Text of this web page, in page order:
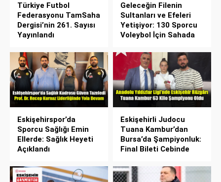
Türkiye Futbol
Federasyonu TamSaha
Dergisi’nin 261. Sayısı
Yayınlandı
Geleceğin Filenin
Sultanları ve Efeleri
Yetişiyor: 130 Sporcu
Voleybol İçin Sahada
Eskişehirspor’da
Sporcu Sağlığı Emin
Ellerde: Sağlık Heyeti
Açıklandı
Eskişehirli Judocu
Tuana Kambur’dan
Bursa’da Şampiyonluk:
Final Bileti Cebinde